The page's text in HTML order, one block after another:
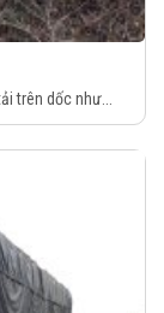
trên dốc như...